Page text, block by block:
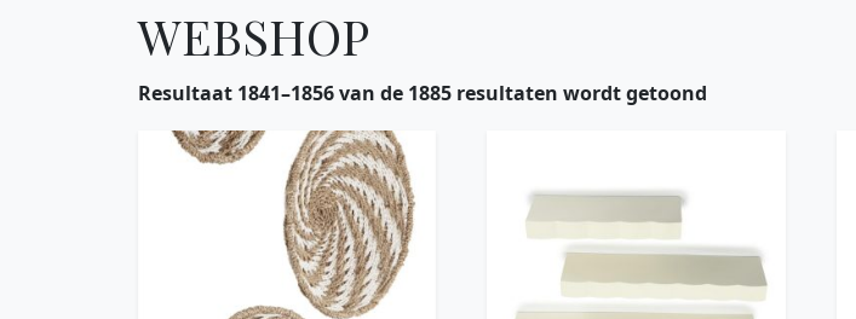
WEBSHOP
Resultaat 1841–1856 van de 1885 resultaten wordt getoond